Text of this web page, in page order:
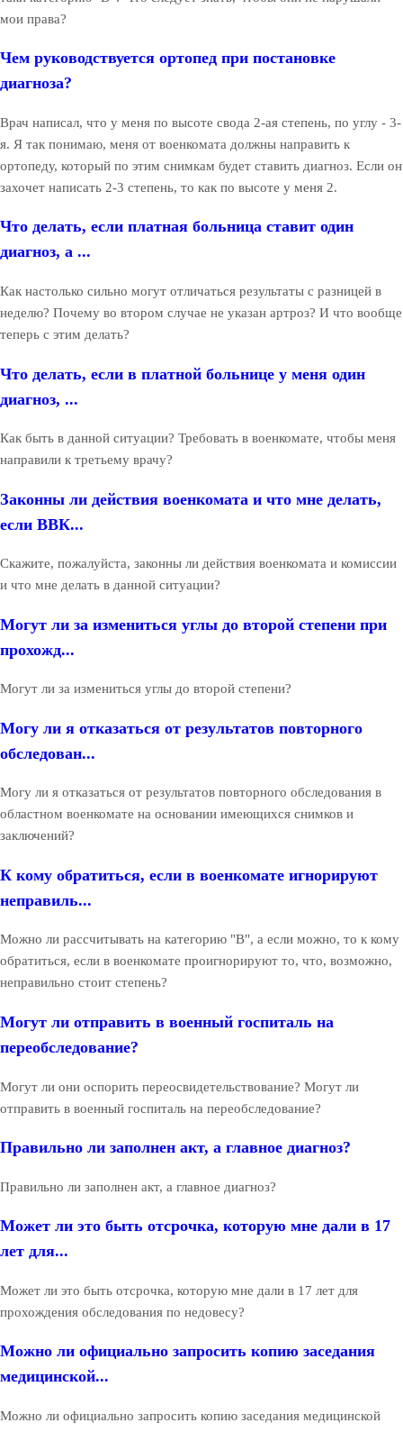
мои права?
Чем руководствуется ортопед при постановке
диагноза?
Врач написал, что у меня по высоте свода 2-ая степень, по углу - 3-
я. Я так понимаю, меня от военкомата должны направить к
ортопеду, который по этим снимкам будет ставить диагноз. Если он
захочет написать 2-3 степень, то как по высоте у меня 2.
Что делать, если платная больница ставит один
диагноз, а ...
Как настолько сильно могут отличаться результаты с разницей в
неделю? Почему во втором случае не указан артроз? И что вообще
теперь с этим делать?
Что делать, если в платной больнице у меня один
диагноз, ...
Как быть в данной ситуации? Требовать в военкомате, чтобы меня
направили к третьему врачу?
Законны ли действия военкомата и что мне делать,
если ВВК...
Скажите, пожалуйста, законны ли действия военкомата и комиссии
и что мне делать в данной ситуации?
Могут ли за измениться углы до второй степени при
прохожд...
Могут ли за измениться углы до второй степени?
Могу ли я отказаться от результатов повторного
обследован...
Могу ли я отказаться от результатов повторного обследования в
областном военкомате на основании имеющихся снимков и
заключений?
К кому обратиться, если в военкомате игнорируют
неправиль...
Можно ли рассчитывать на категорию "В", а если можно, то к кому
обратиться, если в военкомате проигнорируют то, что, возможно,
неправильно стоит степень?
Могут ли отправить в военный госпиталь на
переобследование?
Могут ли они оспорить переосвидетельствование? Могут ли
отправить в военный госпиталь на переобследование?
Правильно ли заполнен акт, а главное диагноз?
Правильно ли заполнен акт, а главное диагноз?
Может ли это быть отсрочка, которую мне дали в 17
лет для...
Может ли это быть отсрочка, которую мне дали в 17 лет для
прохождения обследования по недовесу?
Можно ли официально запросить копию заседания
медицинской...
Можно ли официально запросить копию заседания медицинской